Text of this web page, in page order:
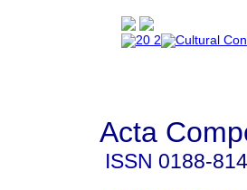
Acta
ISSN 0188-